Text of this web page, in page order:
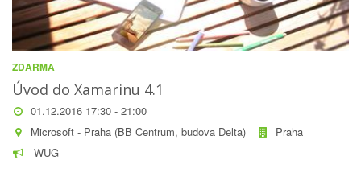
ZDARMA
Úvod do Xamarinu 4.1
01.12.2016 17:30 - 21:00
Microsoft - Praha (BB Centrum, budova Delta)
Praha
WUG